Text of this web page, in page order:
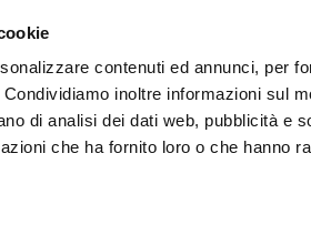
contenuti ed annunci, per
inoltre informazioni sul
di analisi dei dati web, pubblicità e
che ha fornito loro o che hanno
Partita I.V.A. IT02380340600 Copyright © 2026 tutti i